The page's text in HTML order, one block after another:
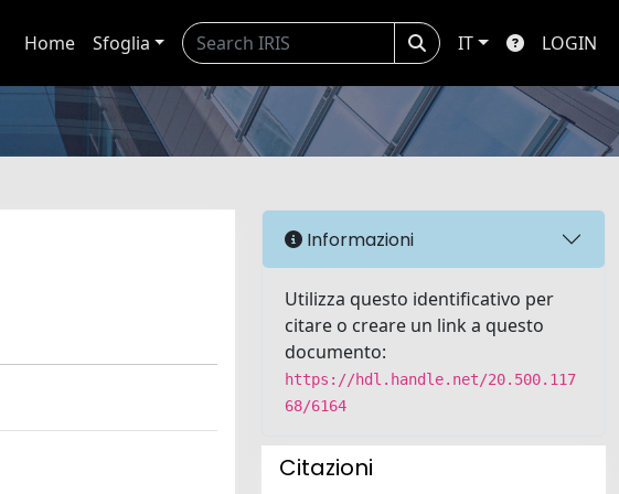
Home Sfoglia IT LOGIN
Informazioni
Utilizza questo identificativo per
citare o creare un link a questo
documento:
https://hdl.handle.net/20.500.117
68/6164
Citazioni